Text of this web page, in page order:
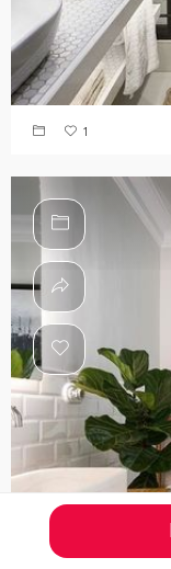
1